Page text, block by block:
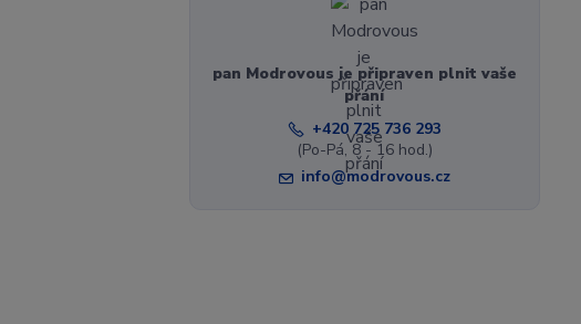
pan Modrovous je připraven plnit vaše
přání
+420 725 736 293
(Po-Pá, 8 - 16 hod.)
info@modrovous.cz